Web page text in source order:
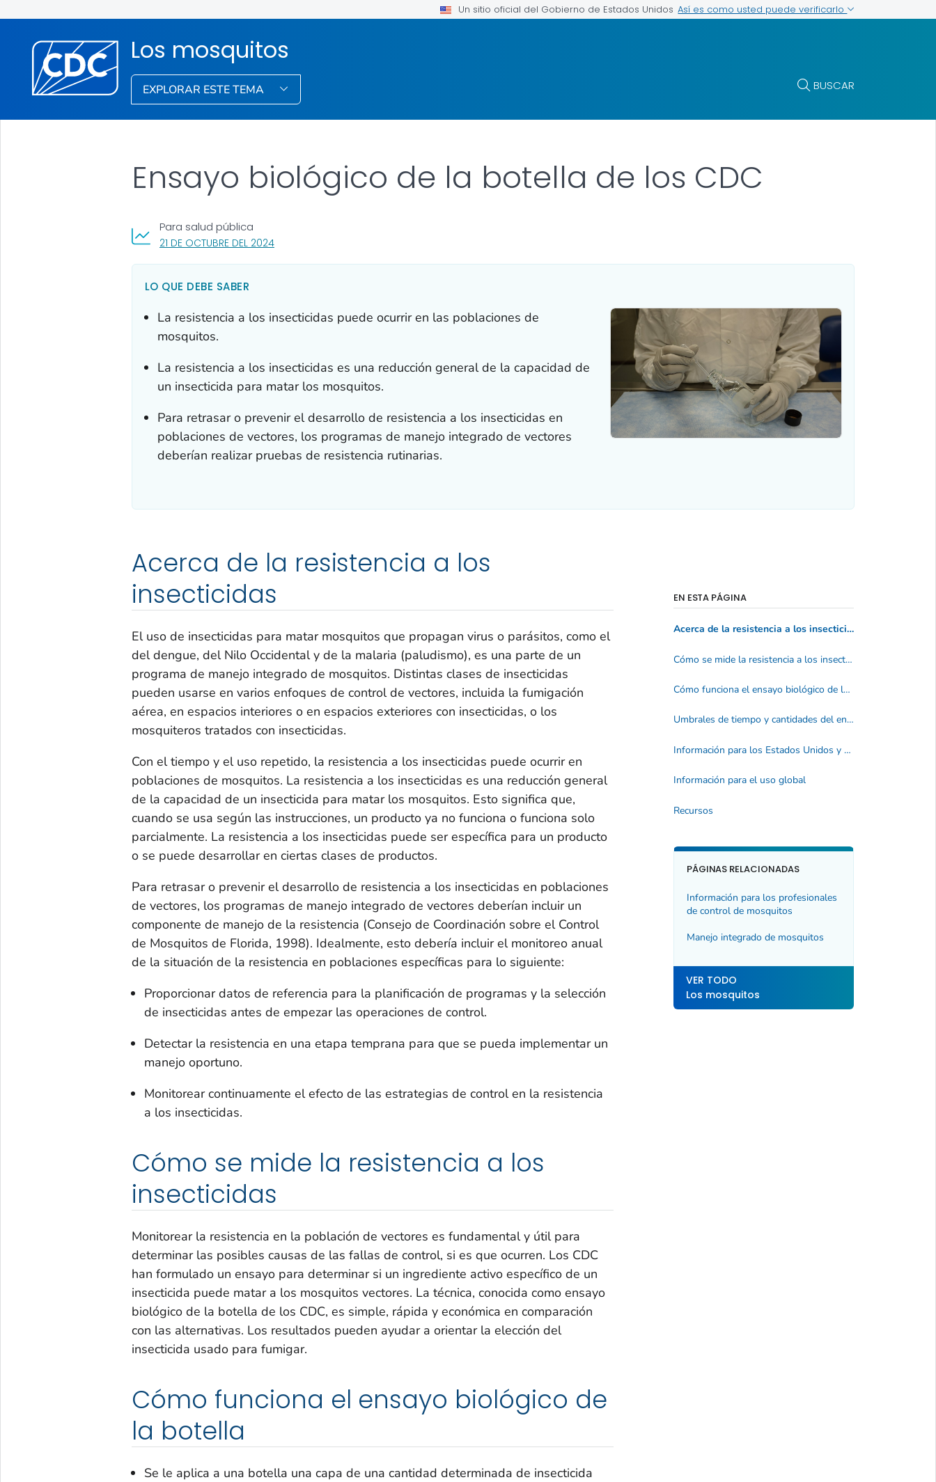
Un sitio oficial del Gobierno de Estados Unidos Así es como usted puede verificarlo
Los mosquitos
EXPLORAR ESTE TEMA BUSCAR
21 DE OCTUBRE DEL 2024, VISIT LINK FOR DETAILS.
Para salud pública
Ensayo biológico de la botella de los CDC
LO QUE DEBE SABER
La resistencia a los insecticidas puede ocurrir en las poblaciones de
mosquitos.
La resistencia a los insecticidas es una reducción general de la capacidad de
un insecticida para matar los mosquitos.
Para retrasar o prevenir el desarrollo de resistencia a los insecticidas en
poblaciones de vectores, los programas de manejo integrado de vectores
deberían realizar pruebas de resistencia rutinarias.
Acerca de la resistencia a los
insecticidas
El uso de insecticidas para matar mosquitos que propagan virus o parásitos, como el
del dengue, del Nilo Occidental y de la malaria (paludismo), es una parte de un
programa de manejo integrado de mosquitos. Distintas clases de insecticidas
pueden usarse en varios enfoques de control de vectores, incluida la fumigación
aérea, en espacios interiores o en espacios exteriores con insecticidas, o los
mosquiteros tratados con insecticidas.
Con el tiempo y el uso repetido, la resistencia a los insecticidas puede ocurrir en
poblaciones de mosquitos. La resistencia a los insecticidas es una reducción general
de la capacidad de un insecticida para matar los mosquitos. Esto significa que,
cuando se usa según las instrucciones, un producto ya no funciona o funciona solo
parcialmente. La resistencia a los insecticidas puede ser específica para un producto
o se puede desarrollar en ciertas clases de productos.
Para retrasar o prevenir el desarrollo de resistencia a los insecticidas en poblaciones
de vectores, los programas de manejo integrado de vectores deberían incluir un
componente de manejo de la resistencia (Consejo de Coordinación sobre el Control
de Mosquitos de Florida, 1998). Idealmente, esto debería incluir el monitoreo anual
de la situación de la resistencia en poblaciones específicas para lo siguiente:
Proporcionar datos de referencia para la planificación de programas y la selección
de insecticidas antes de empezar las operaciones de control.
Detectar la resistencia en una etapa temprana para que se pueda implementar un
manejo oportuno.
Monitorear continuamente el efecto de las estrategias de control en la resistencia
a los insecticidas.
Cómo se mide la resistencia a los
insecticidas
Monitorear la resistencia en la población de vectores es fundamental y útil para
determinar las posibles causas de las fallas de control, si es que ocurren. Los CDC
han formulado un ensayo para determinar si un ingrediente activo específico de un
insecticida puede matar a los mosquitos vectores. La técnica, conocida como ensayo
biológico de la botella de los CDC, es simple, rápida y económica en comparación
con las alternativas. Los resultados pueden ayudar a orientar la elección del
insecticida usado para fumigar.
Cómo funciona el ensayo biológico de
la botella
Se le aplica a una botella una capa de una cantidad determinada de insecticida
EN ESTA PÁGINA
Acerca de la resistencia a los insecticidas
Cómo se mide la resistencia a los insecticidas
Cómo funciona el ensayo biológico de la botella
Umbrales de tiempo y cantidades del ensayo biológico de la botella
Información para los Estados Unidos y sus territorios
Información para el uso global
Recursos
PÁGINAS RELACIONADAS
Información para los profesionales
de control de mosquitos
Manejo integrado de mosquitos
VER TODO
Los mosquitos